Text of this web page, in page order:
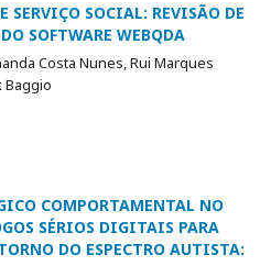
SERVIÇO SOCIAL: REVISÃO DE
SOFTWARE WEBQDA
Costa Nunes, Rui Marques
Baggio
COMPORTAMENTAL NO
SÉRIOS DIGITAIS PARA
DO ESPECTRO AUTISTA: